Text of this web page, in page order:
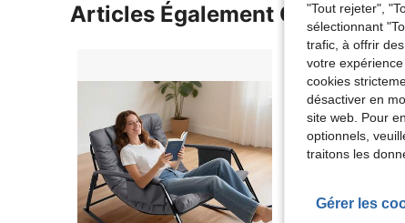
Articles Également Consultés
"Tout rejeter",
sélectionnant
trafic, à offrir
votre
cookies
désactiver en
site web. Pour
optionnels,
traitons les
Gérer les